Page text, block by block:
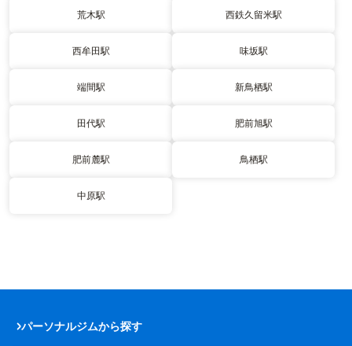
荒木駅 西鉄久留米駅
西牟田駅 味坂駅
端間駅 新鳥栖駅
田代駅 肥前旭駅
肥前麓駅 鳥栖駅
中原駅
パーソナルジムから探す